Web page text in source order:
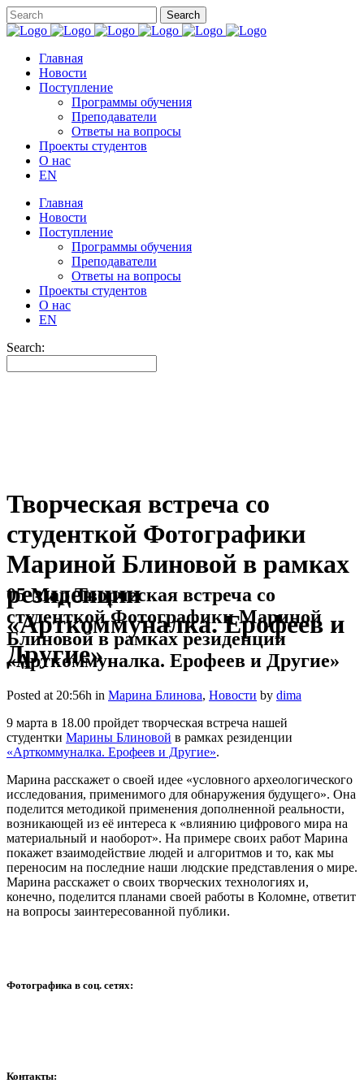
Главная
Новости
Поступление
Программы обучения
Преподаватели
Ответы на вопросы
Проекты студентов
О нас
EN
Главная
Новости
Поступление
Программы обучения
Преподаватели
Ответы на вопросы
Проекты студентов
О нас
EN
Search:
Творческая встреча со
студенткой Фотографики
Мариной Блиновой в рамках
резиденции
«Арткоммуналка. Ерофеев и
Другие»
05 МарТворческая встреча со
студенткой Фотографики Мариной
Блиновой в рамках резиденции
«Арткоммуналка. Ерофеев и Другие»
Posted at 20:56h in Марина Блинова, Новости by dima
9 марта в 18.00 пройдет творческая встреча нашей
студентки Марины Блиновой в рамках резиденции
«Арткоммуналка. Ерофеев и Другие».
Марина расскажет о своей идее «условного археологического
исследования, применимого для обнаружения будущего». Она
поделится методикой применения дополненной реальности,
возникающей из её интереса к «влиянию цифрового мира на
материальный и наоборот». На примере своих работ Марина
покажет взаимодействие людей и алгоритмов и то, как мы
переносим на последние наши людские представления о мире.
Марина расскажет о своих творческих технологиях и,
конечно, поделится планами своей работы в Коломне, ответит
на вопросы заинтересованной публики.
Фотографика в соц. сетях:
Контакты: